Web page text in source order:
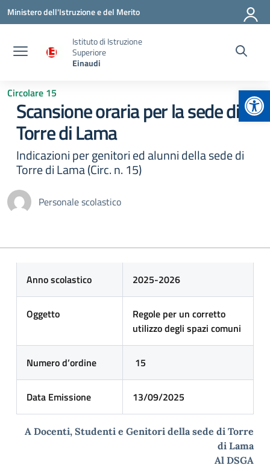
Vai ai contenuti
Vai al menu di navigazione
Vai al footer
Ministero dell'Istruzione e del Merito
Istituto di Istruzione
Superiore
Einaudi
Circolare 15
Scansione oraria per la sede di
Torre di Lama
Indicazioni per genitori ed alunni della sede di
Torre di Lama (Circ. n. 15)
Personale scolastico
Anno scolastico 2025-2026
Oggetto
Regole per un corretto
utilizzo degli spazi comuni
Numero d’ordine 15
Data Emissione 13/09/2025
A Docenti, Studenti e Genitori della sede di Torre
di Lama
Al DSGA